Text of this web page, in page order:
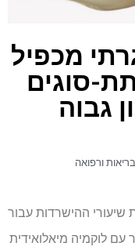
מכפיל
סוגים
בריאות ורפואה
שיעורי ההישרדות עבור
עם לוקמיה מיאלואידית